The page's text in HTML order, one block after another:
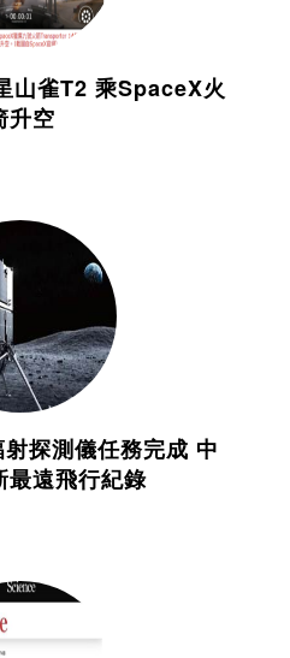
山雀T2 乘SpaceX火
升空
探測儀任務完成 中
最遠飛行紀錄